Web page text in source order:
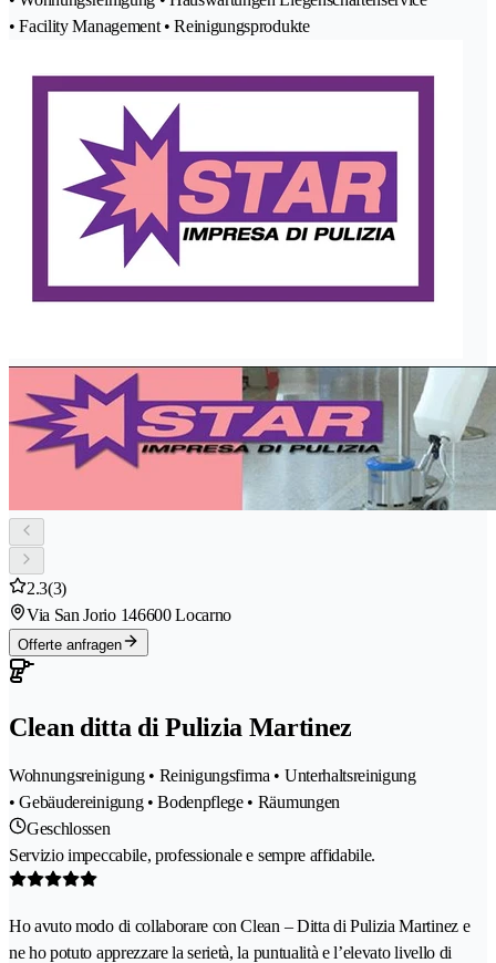
• Facility Management • Reinigungsprodukte
2.3(3)
Via San Jorio 146600 Locarno
Offerte anfragen
Clean ditta di Pulizia Martinez
Wohnungsreinigung • Reinigungsfirma • Unterhaltsreinigung
• Gebäudereinigung • Bodenpflege • Räumungen
Geschlossen
Servizio impeccabile, professionale e sempre affidabile.
Ho avuto modo di collaborare con Clean – Ditta di Pulizia Martinez e
ne ho potuto apprezzare la serietà, la puntualità e l’elevato livello di